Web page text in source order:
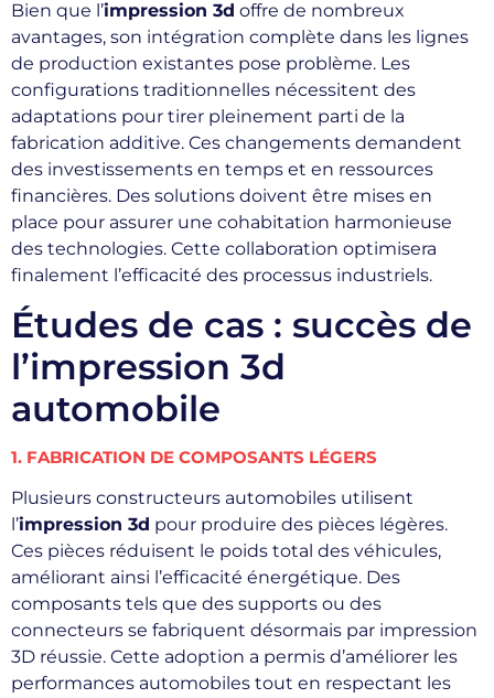
Bien que l’impression 3d offre de nombreux
avantages, son intégration complète dans les lignes
de production existantes pose problème. Les
configurations traditionnelles nécessitent des
adaptations pour tirer pleinement parti de la
fabrication additive. Ces changements demandent
des investissements en temps et en ressources
financières. Des solutions doivent être mises en
place pour assurer une cohabitation harmonieuse
des technologies. Cette collaboration optimisera
finalement l’efficacité des processus industriels.
Études de cas : succès de
l’impression 3d
automobile
1. FABRICATION DE COMPOSANTS LÉGERS
Plusieurs constructeurs automobiles utilisent
l’impression 3d pour produire des pièces légères.
Ces pièces réduisent le poids total des véhicules,
améliorant ainsi l’efficacité énergétique. Des
composants tels que des supports ou des
connecteurs se fabriquent désormais par impression
3D réussie. Cette adoption a permis d’améliorer les
performances automobiles tout en respectant les